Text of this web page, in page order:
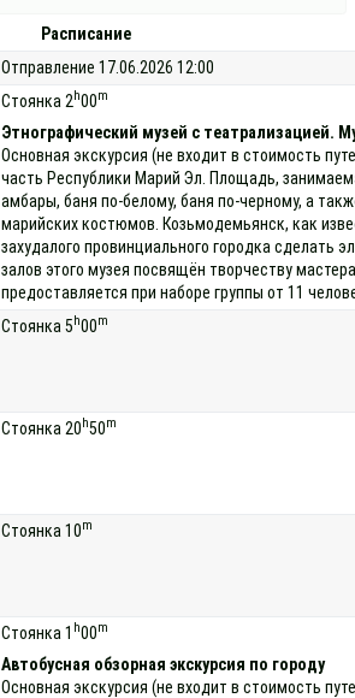
Расписание
Отправление 17.06.2026 12:00
Стоянка 2 h00m
Этнографический музей с театрализацией.
Основная экскурсия (не входит в стоимость
часть Республики Марий Эл. Площадь,
амбары, баня по-белому, баня по-черному, а
марийских костюмов. Козьмодемьянск, как
захудалого провинциального городка
залов этого музея посвящён творчеству
предоставляется при наборе группы от 11
Стоянка 5 h00m
Стоянка 20 h50m
Стоянка 10m
Стоянка 1 h00m
Автобусная обзорная экскурсия по городу
Основная экскурсия (не входит в стоимость